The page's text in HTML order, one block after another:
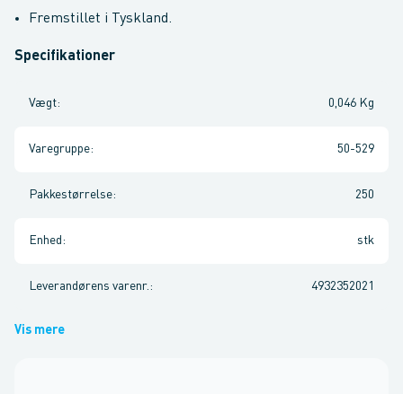
Fremstillet i Tyskland.
Specifikationer
Vægt: 0,046 Kg
Varegruppe: 50-529
Pakkestørrelse: 250
Enhed : stk
Leverandørens varenr. : 4932352021
Vis mere